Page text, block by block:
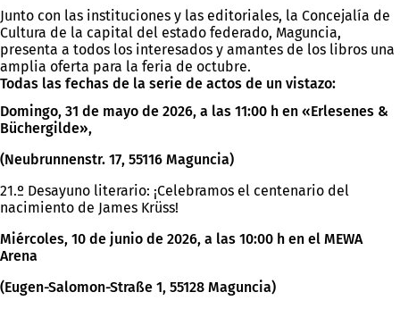
Junto con las instituciones y las editoriales, la Concejalía de
Cultura de la capital del estado federado, Maguncia,
presenta a todos los interesados y amantes de los libros una
amplia oferta para la feria de octubre.
Todas las fechas de la serie de actos de un vistazo:
Domingo, 31 de mayo de 2026, a las 11:00 h en «Erlesenes &
Büchergilde»,
(Neubrunnenstr. 17, 55116 Maguncia)
21.º Desayuno literario: ¡Celebramos el centenario del
nacimiento de James Krüss!
Miércoles, 10 de junio de 2026, a las 10:00 h en el MEWA
Arena
(Eugen-Salomon-Straße 1, 55128 Maguncia)